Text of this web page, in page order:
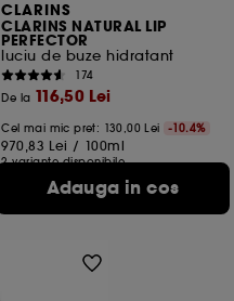
CLARINS
CLARINS NATURAL LIP
PERFECTOR
luciu de buze hidratant
174
De la 116,50 Lei
Cel mai mic pret: 130,00 Lei -10.4%
970,83 Lei / 100ml
2 variante disponibile
Adauga in cos